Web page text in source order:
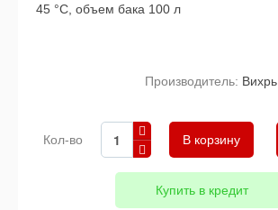
45 °C, объем бака 100 л
Производитель: Вихрь
Кол-во
Купить в кредит